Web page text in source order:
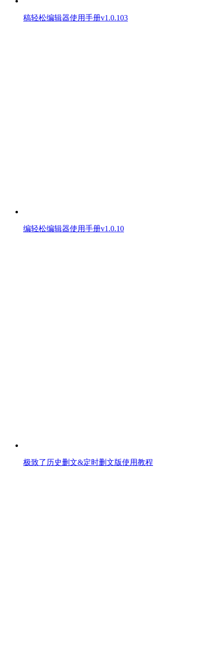
稿轻松编辑器使用手册v1.0.103
编轻松编辑器使用手册v1.0.10
极致了历史删文&定时删文版使用教程